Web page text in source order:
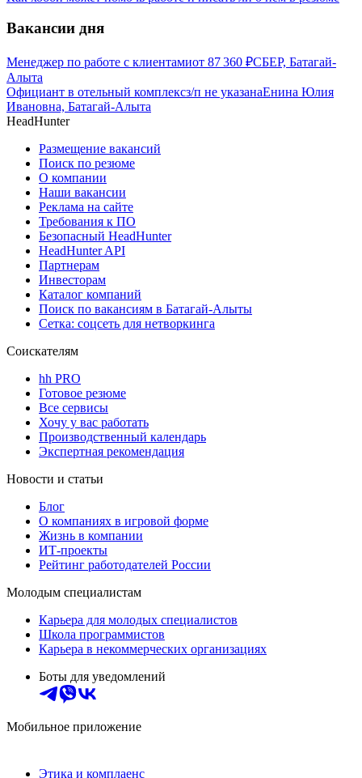
Вакансии дня
Менеджер по работе с клиентамиот 87 360 ₽СБЕР, Батагай-
Алыта
Официант в отельный комплексз/п не указанаЕнина Юлия
Ивановна, Батагай-Алыта
HeadHunter
Размещение вакансий
Поиск по резюме
О компании
Наши вакансии
Реклама на сайте
Требования к ПО
Безопасный HeadHunter
HeadHunter API
Партнерам
Инвесторам
Каталог компаний
Поиск по вакансиям в Батагай-Алыты
Сетка: соцсеть для нетворкинга
Соискателям
hh PRO
Готовое резюме
Все сервисы
Хочу у вас работать
Производственный календарь
Экспертная рекомендация
Новости и статьи
Блог
О компаниях в игровой форме
Жизнь в компании
ИТ-проекты
Рейтинг работодателей России
Молодым специалистам
Карьера для молодых специалистов
Школа программистов
Карьера в некоммерческих организациях
Боты для уведомлений
Мобильное приложение
Этика и комплаенс